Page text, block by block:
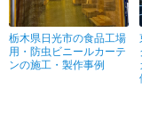
栃木県日光市の食品工場
用・防虫ビニールカーテ
ンの施工・製作事例